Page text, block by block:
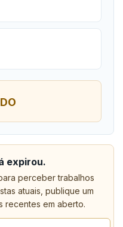
expirou.
perceber trabalhos
atuais, publique um
recentes em aberto.